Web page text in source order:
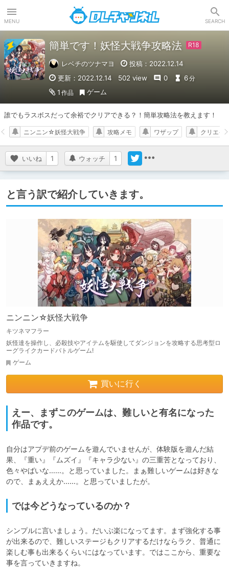
MENU SEARCH
簡単です！妖怪大戦争攻略法
レベチのツナマヨ
投稿：2022.12.14
更新：2022.12.14
502 view 0 6分
1 作品 ゲーム
誰でもラスボスだって余裕でクリアできる？！簡単攻略法を教えます！
いいね 1 ウォッチ 1
ニンニン☆妖怪大戦争 攻略メモ ワザップ クリエイ
と言う訳で紹介していきます。
ニンニン☆妖怪大戦争
キツネマフラー
妖怪達を操作し、必殺技やアイテムを駆使してダンジョンを攻略する思考型ロ
ーグライクカードバトルゲーム!
ゲーム
買いに行く
えー、まずこのゲームは、難しいと有名になった
作品です。
自分はアプデ前のゲームを遊んでいませんが、体験版を遊んだ結
果、『重い』『ムズイ』『キャラ少ない』の三重苦となっており、
色々やばいな……。と思っていました。まぁ難しいゲームは好きな
ので、まぁええか……。と思っていましたが。
では今どうなっているのか？
シンプルに言いましょう。だいぶ楽になってます。まず強化する事
が出来るので、難しいステージもクリアするだけならラク、普通に
楽しむ事も出来るくらいにはなっています。ではここから、重要な
事を言っていきますね。